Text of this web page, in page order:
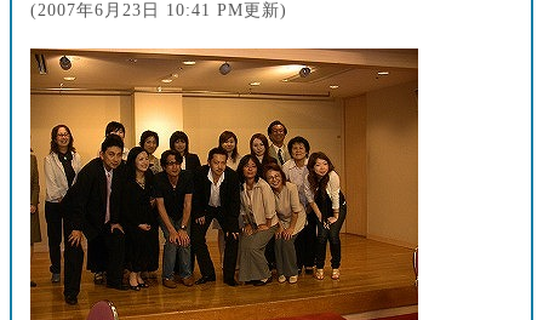
(2007年6月23日 10:41 PM更新)